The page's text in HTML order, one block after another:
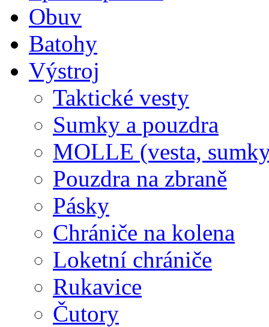
Obuv
Batohy
Výstroj
Taktické vesty
Sumky a pouzdra
MOLLE (vesta,
Pouzdra na zbraně
Pásky
Chrániče na kolena
Loketní chrániče
Rukavice
Čutory